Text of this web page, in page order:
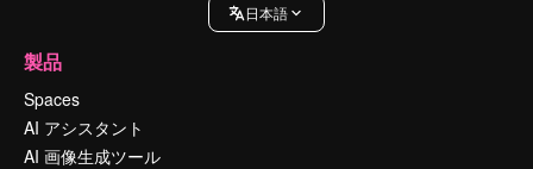
日本語
製品
Spaces
AI アシスタント
AI 画像生成ツール